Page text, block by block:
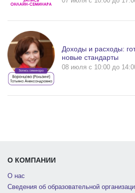
Доходы и расходы:
новые стандарты
08 июля c 10:00 до
О КОМПАНИИ
О нас
Сведения об образовательной